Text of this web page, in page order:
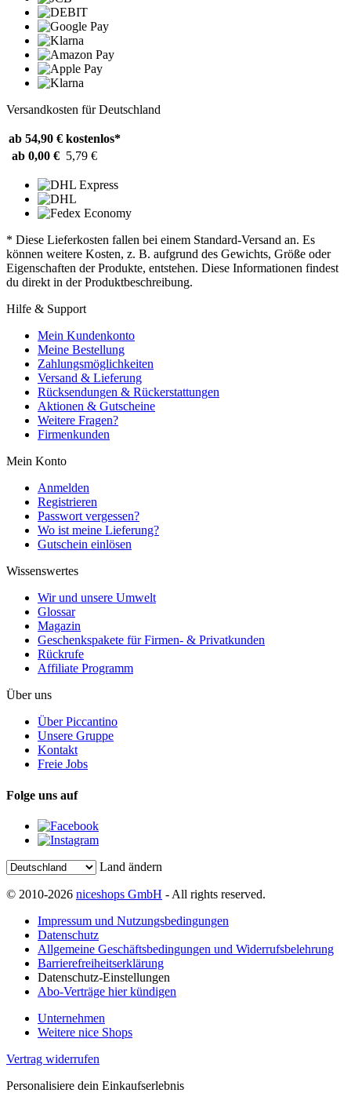
Versandkosten für Deutschland
ab 54,90 € kostenlos*
ab 0,00 € 5,79 €
* Diese Lieferkosten fallen bei einem Standard-Versand an. Es
können weitere Kosten, z. B. aufgrund des Gewichts, Größe oder
Eigenschaften der Produkte, entstehen. Diese Informationen findest
du direkt in der Produktbeschreibung.
Hilfe & Support
Mein Kundenkonto
Meine Bestellung
Zahlungsmöglichkeiten
Versand & Lieferung
Rücksendungen & Rückerstattungen
Aktionen & Gutscheine
Weitere Fragen?
Firmenkunden
Mein Konto
Anmelden
Registrieren
Passwort vergessen?
Wo ist meine Lieferung?
Gutschein einlösen
Wissenswertes
Wir und unsere Umwelt
Glossar
Magazin
Geschenkspakete für Firmen- & Privatkunden
Rückrufe
Affiliate Programm
Über uns
Über Piccantino
Unsere Gruppe
Kontakt
Freie Jobs
Folge uns auf
Land ändern
© 2010-2026 niceshops GmbH - All rights reserved.
Impressum und Nutzungsbedingungen
Datenschutz
Allgemeine Geschäftsbedingungen und Widerrufsbelehrung
Barrierefreiheitserklärung
Datenschutz-Einstellungen
Abo-Verträge hier kündigen
Unternehmen
Weitere nice Shops
Vertrag widerrufen
Personalisiere dein Einkaufserlebnis